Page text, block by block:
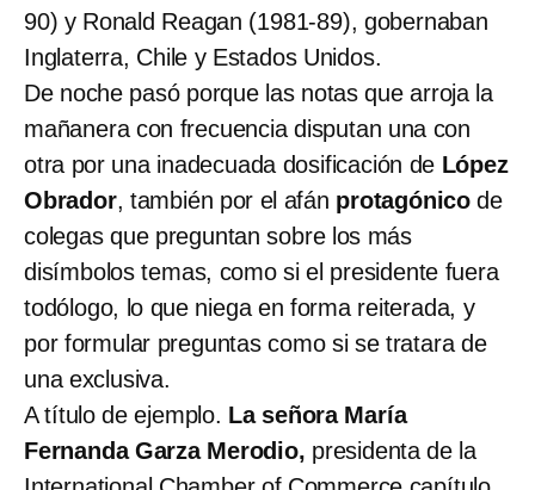
90) y Ronald Reagan (1981-89), gobernaban
Inglaterra, Chile y Estados Unidos.
De noche pasó porque las notas que arroja la
mañanera con frecuencia disputan una con
otra por una inadecuada dosificación de López
Obrador, también por el afán protagónicode
colegas que preguntan sobre los más
disímbolos temas, como si el presidente fuera
todólogo, lo que niega en forma reiterada, y
por formular preguntas como si se tratara de
una exclusiva.
A título de ejemplo. La señora María
Fernanda Garza Merodio, presidenta de la